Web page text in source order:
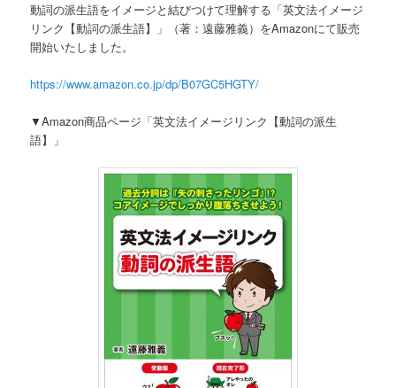
ツ
移
へ
動
動詞の派生語をイメージと結びつけて理解する「英文法イメージ
リンク【動詞の派生語】」（著：遠藤雅義）をAmazonにて販売
開始いたしました。
https://www.amazon.co.jp/dp/B07GC5HGTY/
▼Amazon商品ページ「英文法イメージリンク【動詞の派生
語】」